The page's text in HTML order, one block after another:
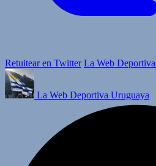
Retuitear en Twitter La Web
La Web Deportiva Uruguaya